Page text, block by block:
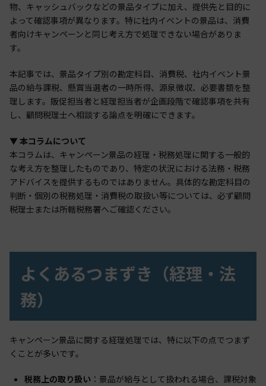
物、キャッシュバックなどの景品タイプに加え、提供先と目的に
よって確認事項が異なります。特に社内イベントの景品は、消費
者向けキャンペーンと同じ考え方で処理できない場合がありま
す。
本記事では、景品タイプ別の勘定科目、消費税、社内イベント景
品の給与課税、懸賞当選者の一時所得、源泉徴収、必要書類を整
理します。販促担当者と経理担当者が企画段階で確認事項を共有
し、顧問税理士へ相談する論点を明確にできます。
▼ 本コラムについて
本コラムは、キャンペーン景品の経理・税務処理に関する一般的
な考え方を整理したものであり、特定の状況における法務・税務
アドバイスを提供するものではありません。具体的な勘定科目の
判断・個別の税務処理・消費税の取扱い等については、必ず顧問
税理士または所轄税務署へご確認ください。
よくあるつまずき（経理・法
務）
キャンペーン景品に関する経理処理では、特に以下の点でつまず
くことが多いです。
税務上の取り扱い ：景品が給与として扱われる場合、課税対象